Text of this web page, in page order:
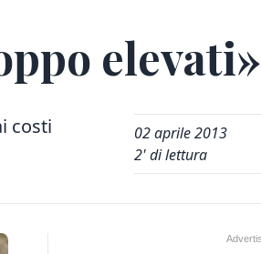
elevati»
costi
02 aprile 2013
2' di lettura